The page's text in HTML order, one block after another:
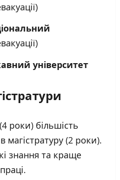
університет
роки) більшість
магістратуру (2 роки).
знання та краще